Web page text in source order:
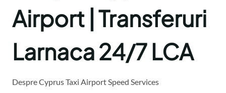
Airport | Transferuri
Larnaca 24/7 LCA
Despre Cyprus Taxi Airport Speed Services